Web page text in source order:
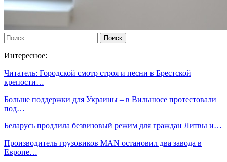
Интересное:
Читатель: Городской смотр строя и песни в Брестской
крепости…
Больше поддержки для Украины – в Вильнюсе протестовали
под…
Беларусь продлила безвизовый режим для граждан Литвы и…
Производитель грузовиков MAN остановил два завода в
Европе…